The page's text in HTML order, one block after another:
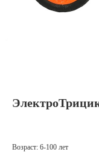
Возраст: 6-100 лет